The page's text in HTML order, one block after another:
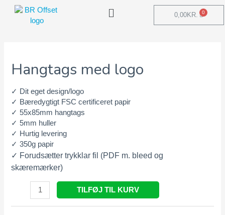
0,00KR.
Hangtags med logo
✓ Dit eget design/logo
✓ Bæredygtigt FSC certificeret papir
✓ 55x85mm hangtags
✓ 5mm huller
✓ Hurtig levering
✓ 350g papir
✓ Forudsætter trykklar fil (PDF m. bleed og
skæremærker)
TILFØJ TIL KURV